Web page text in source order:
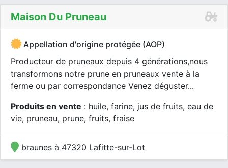
Maison Du Pruneau
Appellation d'origine protégée (AOP)
Producteur de pruneaux depuis 4 générations,nous
transformons notre prune en pruneaux vente à la
ferme ou par correspondance Venez déguster...
Produits en vente : huile, farine, jus de fruits, eau de
vie, pruneau, prune, fruits, fraise
braunes à 47320 Lafitte-sur-Lot